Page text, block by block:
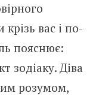
крізь вас і по-
пояснює:
зодіаку. Діва
розумом,